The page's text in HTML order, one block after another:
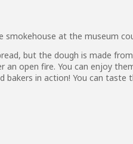
smokehouse at the museum
but the dough is made
open fire. You can enjoy
in action! You can